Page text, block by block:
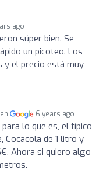
ago
súper bien. Se
un picoteo. Los
y el precio está muy
6 years ago
lo que es, el típico
Cocacola de 1 litro y
Ahora si quiero algo